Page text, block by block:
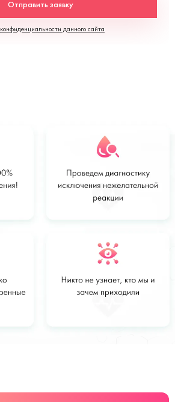
Отправить заявку
конфиденциальности данного сайта
Заказать